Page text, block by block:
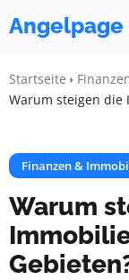
Angelpage
Startseite
Warum steigen die
Finanzen &
Warum